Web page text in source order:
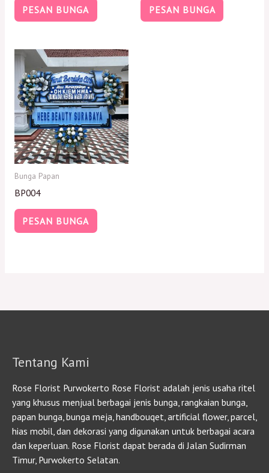
PESAN BUNGA PESAN BUNGA
Bunga Papan
BP004
PESAN BUNGA
Tentang Kami
Rose Florist Purwokerto Rose Florist adalah jenis usaha ritel
yang khusus menjual berbagai jenis bunga, rangkaian bunga,
papan bunga, bunga meja, handbouqet, artificial flower, parcel,
hias mobil, dan dekorasi yang digunakan untuk berbagai acara
dan keperluan. Rose Florist dapat berada di Jalan Sudirman
Timur, Purwokerto Selatan.